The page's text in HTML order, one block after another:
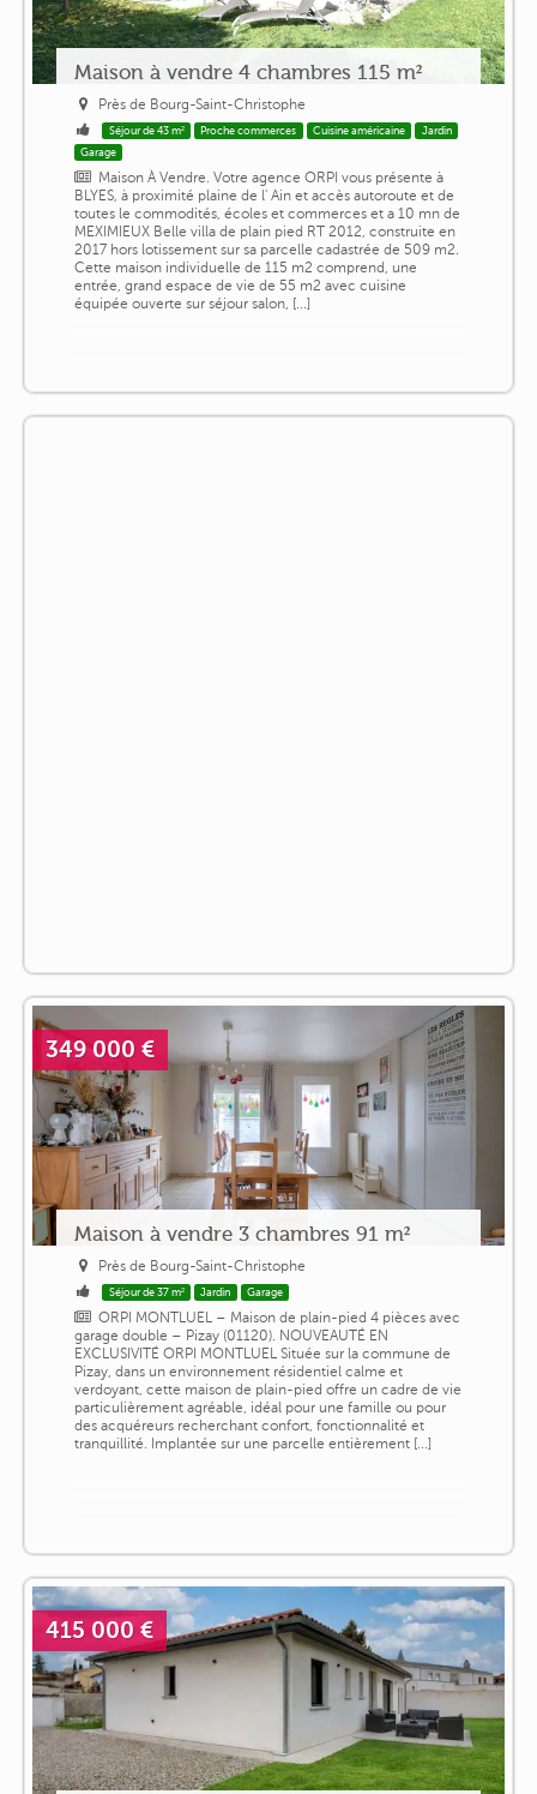
Maison à vendre 4 chambres 115 m²
Près de Bourg-Saint-Christophe
Séjour de 43 m² Proche commerces Cuisine américaine
Jardin
Garage
Maison À Vendre. Votre agence ORPI vous présente à
BLYES, à proximité plaine de l' Ain et accès autoroute et de
toutes le commodités, écoles et commerces et a 10 mn de
MEXIMIEUX Belle villa de plain pied RT 2012, construite en
2017 hors lotissement sur sa parcelle cadastrée de 509 m2.
Cette maison individuelle de 115 m2 comprend, une
entrée, grand espace de vie de 55 m2 avec cuisine
équipée ouverte sur séjour salon, [...]
349 000 €
Maison à vendre 3 chambres 91 m²
Près de Bourg-Saint-Christophe
Séjour de 37 m² Jardin Garage
ORPI MONTLUEL – Maison de plain-pied 4 pièces avec
garage double – Pizay (01120). NOUVEAUTÉ EN
EXCLUSIVITÉ ORPI MONTLUEL Située sur la commune de
Pizay, dans un environnement résidentiel calme et
verdoyant, cette maison de plain-pied offre un cadre de vie
particulièrement agréable, idéal pour une famille ou pour
des acquéreurs recherchant confort, fonctionnalité et
tranquillité. Implantée sur une parcelle entièrement [...]
415 000 €